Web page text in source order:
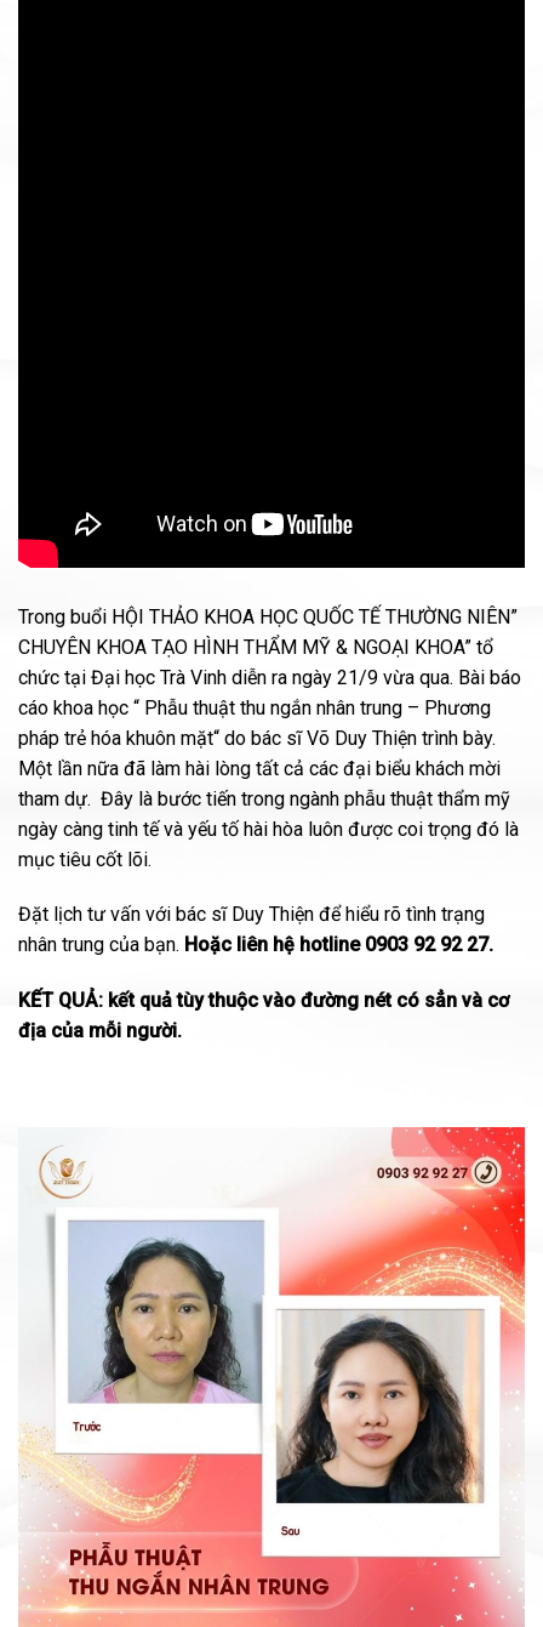
Trong buổi HỘI THẢO KHOA HỌC QUỐC TẾ THƯỜNG NIÊN”
CHUYÊN KHOA TẠO HÌNH THẨM MỸ & NGOẠI KHOA” tổ
chức tại Đại học Trà Vinh diễn ra ngày 21/9 vừa qua. Bài báo
cáo khoa học “ Phẫu thuật thu ngắn nhân trung – Phương
pháp trẻ hóa khuôn mặt“ do bác sĩ Võ Duy Thiện trình bày.
Một lần nữa đã làm hài lòng tất cả các đại biểu khách mời
tham dự. Đây là bước tiến trong ngành phẫu thuật thẩm mỹ
ngày càng tinh tế và yếu tố hài hòa luôn được coi trọng đó là
mục tiêu cốt lõi.
Đặt lịch tư vấn với bác sĩ Duy Thiện để hiểu rõ tình trạng
nhân trung của bạn. Hoặc liên hệ hotline 0903 92 92 27.
KẾT QUẢ: kết quả tùy thuộc vào đường nét có sẳn và cơ
địa của mỗi người.